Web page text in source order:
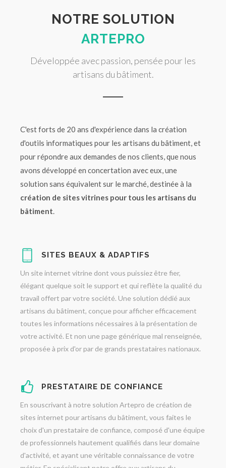
NOTRE SOLUTION
ARTEPRO
Développée avec passion, pensée pour les
artisans du bâtiment.
C'est forts de 20 ans d'expérience dans la création
d'outils informatiques pour les artisans du bâtiment, et
pour répondre aux demandes de nos clients, que nous
avons développé en concertation avec eux, une
solution sans équivalent sur le marché, destinée à la
création de sites vitrines pour tous les artisans du
bâtiment.
SITES BEAUX & ADAPTIFS
Un site internet vitrine dont vous puissiez être fier,
élégant quelque soit le support et qui reflète la qualité du
travail offert par votre société. Une solution dédié aux
artisans du bâtiment, conçue pour afficher efficacement
toutes les informations nécessaires à la présentation de
votre activité. Et non une page générique mal renseignée,
proposée à prix d'or par de grands prestataires nationaux.
PRESTATAIRE DE CONFIANCE
En souscrivant à notre solution Artepro de création de
sites internet pour artisans du bâtiment, vous faites le
choix d'un prestataire de confiance, composé d'une équipe
de professionnels hautement qualifiés dans leur domaine
d'activité, et ayant une véritable connaissance de votre